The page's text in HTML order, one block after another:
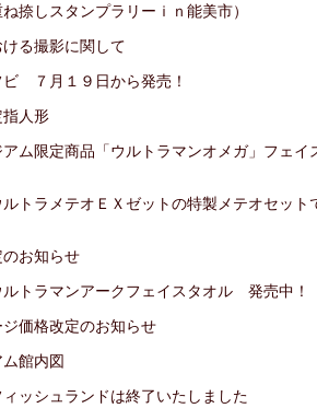
捺しスタンプラリーｉｎ能美市）
る撮影に関して
ビ ７月１９日から発売！
指人形
ム限定商品「ウルトラマンオメガ」フェイ
ルトラメテオＥＸゼットの特製メテオセット
お知らせ
ルトラマンアークフェイスタオル 発売中！
価格改定のお知らせ
館内図
ッシュランドは終了いたしました